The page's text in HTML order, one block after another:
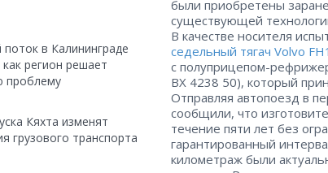
в Калининграде
регион решает
проблему
Кяхта изменят
грузового транспорта
были приобретены
существующей
В качестве носителя
седельный тягач Volvo
с полуприцепом-
ВХ 4238 50), который
Отправляя автопоезд в
сообщили, что
течение пяти лет без
гарантированный
километраж были